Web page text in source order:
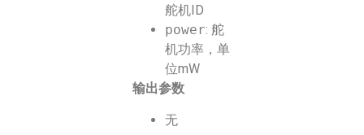
舵机ID
power: 舵
机功率，单
位mW
输出参数
无